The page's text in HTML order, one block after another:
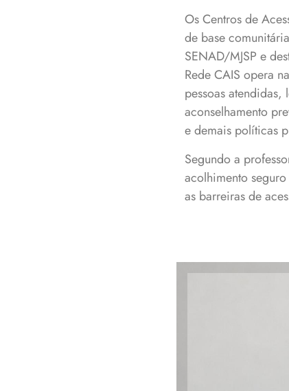
Os Centros de
de base
SENAD/MJSP e
Rede CAIS opera
pessoas
aconselhamento
e demais políticas
Segundo a
acolhimento
as barreiras de